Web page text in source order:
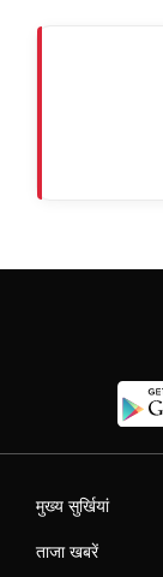
मुख्य सुर्खियां
ताजा खबरें